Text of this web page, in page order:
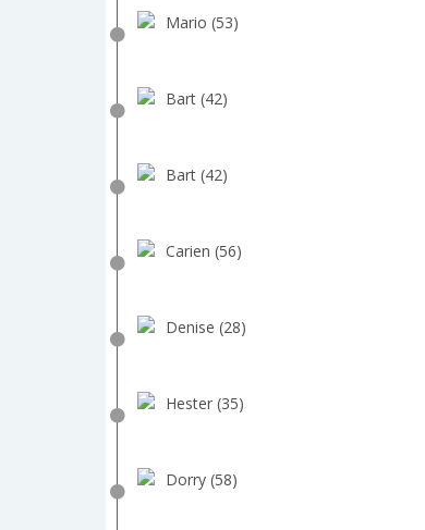
Mario (53)
Bart (42)
Bart (42)
Carien (56)
Denise (28)
Hester (35)
Dorry (58)